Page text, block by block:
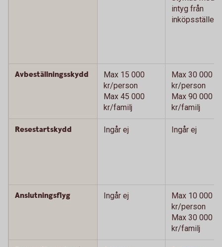
intyg från
inköpsstället.)
Avbeställningsskydd
Max 15 000
kr/person
Max 45 000
kr/familj
Max 30 000
kr/person
Max 90 000
kr/familj
Resestartskydd Ingår ej Ingår ej
Anslutningsflyg Ingår ej
Max 10 000
kr/person
Max 30 000
kr/familj